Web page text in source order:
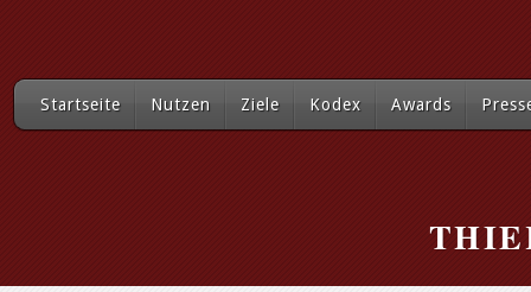
Startseite Nutzen Ziele Kodex Awards